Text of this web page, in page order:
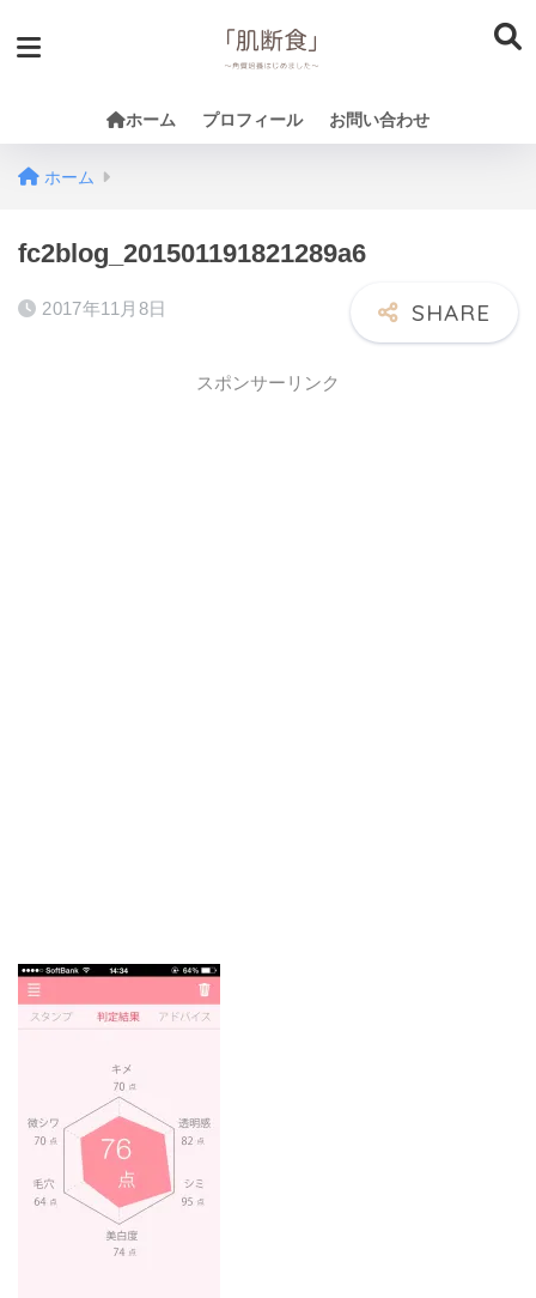
ホーム プロフィール お問い合わせ
ホーム
fc2blog_201501191821289a6
2017年11月8日
スポンサーリンク